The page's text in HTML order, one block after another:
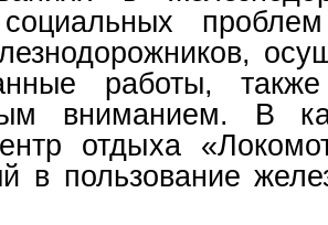
работы,
вниманием. В
отдыха
в пользование